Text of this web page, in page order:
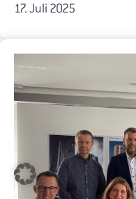
17. Juli 2025